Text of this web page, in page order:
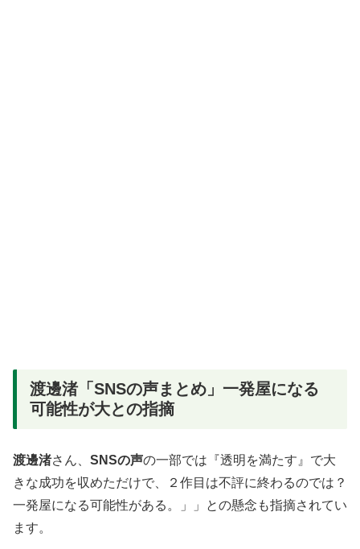
渡邊渚「SNSの声まとめ」一発屋になる
可能性が大との指摘
渡邊渚さん、 SNSの声の一部では『透明を満たす』で大
きな成功を収めただけで、２作目は不評に終わるのでは？
一発屋になる可能性がある。」」との懸念も指摘されてい
ます。